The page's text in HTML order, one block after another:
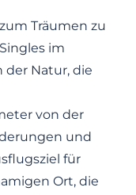
Träumen zu
im
Natur, die
von der
und
für
Ort, die